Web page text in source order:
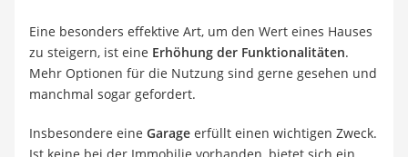
Eine besonders effektive Art, um den Wert eines Hauses
zu steigern, ist eine Erhöhung der Funktionalitäten.
Mehr Optionen für die Nutzung sind gerne gesehen und
manchmal sogar gefordert.
Insbesondere eine Garage erfüllt einen wichtigen Zweck.